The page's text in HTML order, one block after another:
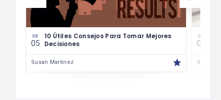
08
05
10 Útiles Consejos Para Tomar Mejores
Decisiones
Susan Martinez
08
04
Susan